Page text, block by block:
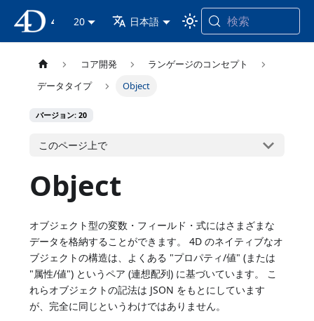
20 日本語 検索
コア開発
ランゲージのコンセプト
データタイプ
Object
バージョン: 20
このページ上で
Object
オブジェクト型の変数・フィールド・式にはさまざまな
データを格納することができます。 4D のネイティブなオ
ブジェクトの構造は、よくある "プロパティ/値" (または
"属性/値") というペア (連想配列) に基づいています。 こ
れらオブジェクトの記法は JSON をもとにしています
が、完全に同じというわけではありません。